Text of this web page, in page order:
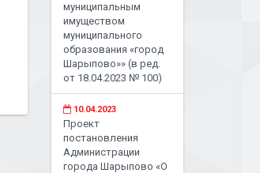
муниципальным
имуществом
муниципального
образования «город
Шарыпово»» (в ред.
от 18.04.2023 № 100)
10.04.2023
Проект
постановления
Администрации
города Шарыпово «О